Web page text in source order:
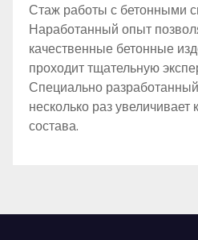
Стаж работы с бетонными
Наработанный опыт
качественные бетонные
проходит тщательную
Специально
несколько раз увеличивает
состава.